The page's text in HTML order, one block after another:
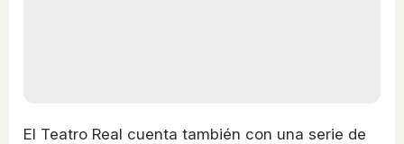
El Teatro Real cuenta también con una serie de